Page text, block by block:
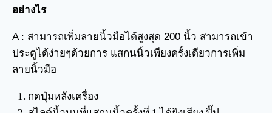
อย่างไร
A : สามารถเพิ่มลายนิ้วมือได้สูงสุด 200 นิ้ว สามารถเข้า
ประตูได้ง่ายๆด้วยการ แสกนนิ้วเพียงครั้งเดียวการเพิ่ม
ลายนิ้วมือ
กดปุ่มหลังเครื่อง